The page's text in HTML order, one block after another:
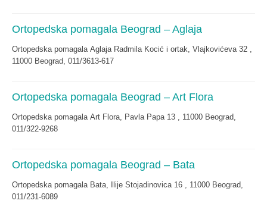
Ortopedska pomagala Beograd – Aglaja
Ortopedska pomagala Aglaja Radmila Kocić i ortak, Vlajkovićeva 32 ,
11000 Beograd, 011/3613-617
Ortopedska pomagala Beograd – Art Flora
Ortopedska pomagala Art Flora, Pavla Papa 13 , 11000 Beograd,
011/322-9268
Ortopedska pomagala Beograd – Bata
Ortopedska pomagala Bata, Ilije Stojadinovica 16 , 11000 Beograd,
011/231-6089